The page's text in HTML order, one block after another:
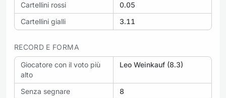
Cartellini rossi
0.05
Cartellini gialli
3.11
RECORD E FORMA
Giocatore con il voto più
alto
Leo Weinkauf (8.3)
Senza segnare
8